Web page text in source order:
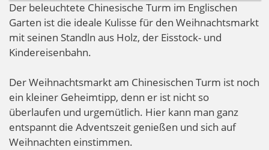
Der beleuchtete Chinesische Turm im Englischen
Garten ist die ideale Kulisse für den Weihnachtsmarkt
mit seinen Standln aus Holz, der Eisstock- und
Kindereisenbahn.
Der Weihnachtsmarkt am Chinesischen Turm ist noch
ein kleiner Geheimtipp, denn er ist nicht so
überlaufen und urgemütlich. Hier kann man ganz
entspannt die Adventszeit genießen und sich auf
Weihnachten einstimmen.